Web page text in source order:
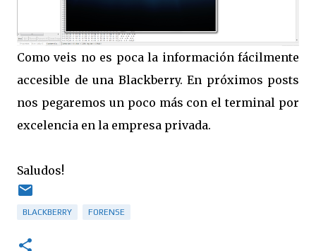
Como veis no es poca la información fácilmente
accesible de una Blackberry. En próximos posts
nos pegaremos un poco más con el terminal por
excelencia en la empresa privada.
Saludos!
BLACKBERRY FORENSE